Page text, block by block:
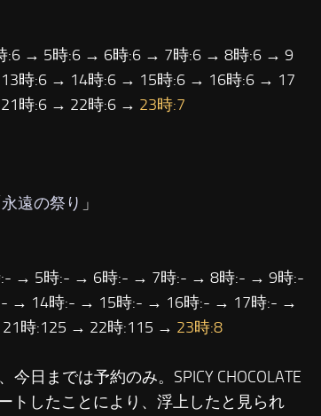
→ 5時:6 → 6時:6 → 7時:6 → 8時:6 → 9
時:6 → 14時:6 → 15時:6 → 16時:6 → 17
時:6 → 22時:6 → 23時:7
永遠の祭り 」
→ 5時:- → 6時:- → 7時:- → 8時:- → 9時:-
→ 14時:- → 15時:- → 16時:- → 17時:- →
時:125 → 22時:115 → 23時:8
日までは予約のみ。SPICY CHOCOLATE
トしたことにより、浮上したと見られ